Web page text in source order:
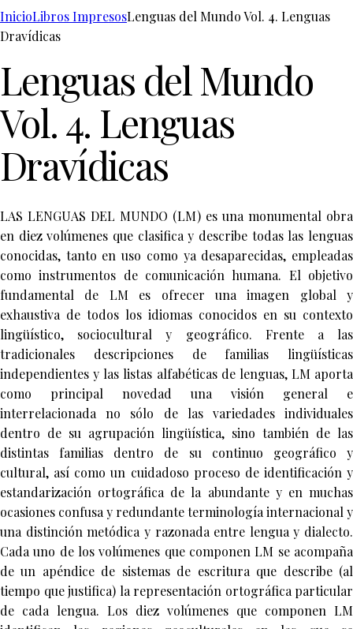
InicioLibros ImpresosLenguas del Mundo Vol. 4. Lenguas
Dravídicas
Lenguas del Mundo
Vol. 4. Lenguas
Dravídicas
LAS LENGUAS DEL MUNDO (LM) es una monumental obra
en diez volúmenes que clasifica y describe todas las lenguas
conocidas, tanto en uso como ya desaparecidas, empleadas
como instrumentos de comunicación humana. El objetivo
fundamental de LM es ofrecer una imagen global y
exhaustiva de todos los idiomas conocidos en su contexto
lingüístico, sociocultural y geográfico. Frente a las
tradicionales descripciones de familias lingüísticas
independientes y las listas alfabéticas de lenguas, LM aporta
como principal novedad una visión general e
interrelacionada no sólo de las variedades individuales
dentro de su agrupación lingüística, sino también de las
distintas familias dentro de su continuo geográfico y
cultural, así como un cuidadoso proceso de identificación y
estandarización ortográfica de la abundante y en muchas
ocasiones confusa y redundante terminología internacional y
una distinción metódica y razonada entre lengua y dialecto.
Cada uno de los volúmenes que componen LM se acompaña
de un apéndice de sistemas de escritura que describe (al
tiempo que justifica) la representación ortográfica particular
de cada lengua. Los diez volúmenes que componen LM